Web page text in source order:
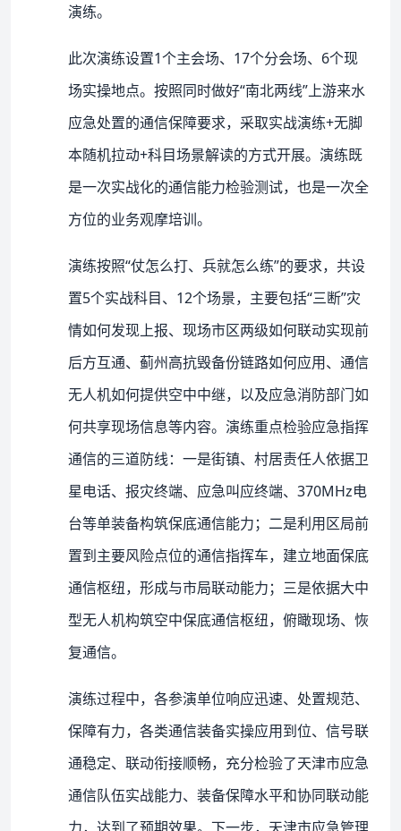
演练。
此次演练设置1个主会场、17个分会场、6个现
场实操地点。按照同时做好“南北两线”上游来水
应急处置的通信保障要求，采取实战演练+无脚
本随机拉动+科目场景解读的方式开展。演练既
是一次实战化的通信能力检验测试，也是一次全
方位的业务观摩培训。
演练按照“仗怎么打、兵就怎么练”的要求，共设
置5个实战科目、12个场景，主要包括“三断”灾
情如何发现上报、现场市区两级如何联动实现前
后方互通、蓟州高抗毁备份链路如何应用、通信
无人机如何提供空中中继，以及应急消防部门如
何共享现场信息等内容。演练重点检验应急指挥
通信的三道防线：一是街镇、村居责任人依据卫
星电话、报灾终端、应急叫应终端、370MHz电
台等单装备构筑保底通信能力；二是利用区局前
置到主要风险点位的通信指挥车，建立地面保底
通信枢纽，形成与市局联动能力；三是依据大中
型无人机构筑空中保底通信枢纽，俯瞰现场、恢
复通信。
演练过程中，各参演单位响应迅速、处置规范、
保障有力，各类通信装备实操应用到位、信号联
通稳定、联动衔接顺畅，充分检验了天津市应急
通信队伍实战能力、装备保障水平和协同联动能
力，达到了预期效果。下一步，天津市应急管理